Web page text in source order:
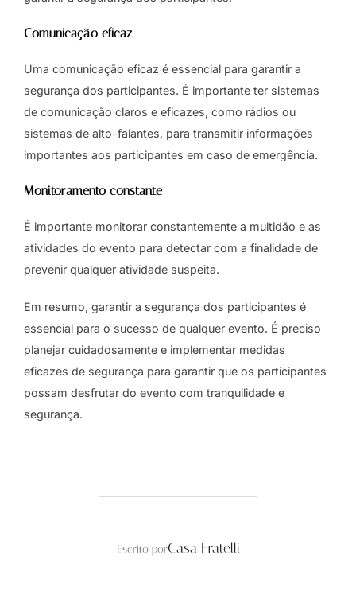
Comunicação eficaz
Uma comunicação eficaz é essencial para garantir a
segurança dos participantes. É importante ter sistemas
de comunicação claros e eficazes, como rádios ou
sistemas de alto-falantes, para transmitir informações
importantes aos participantes em caso de emergência.
Monitoramento constante
É importante monitorar constantemente a multidão e as
atividades do evento para detectar com a finalidade de
prevenir qualquer atividade suspeita.
Em resumo, garantir a segurança dos participantes é
essencial para o sucesso de qualquer evento. É preciso
planejar cuidadosamente e implementar medidas
eficazes de segurança para garantir que os participantes
possam desfrutar do evento com tranquilidade e
segurança.
AUTOR DO POST
Escrito porCasa Fratelli